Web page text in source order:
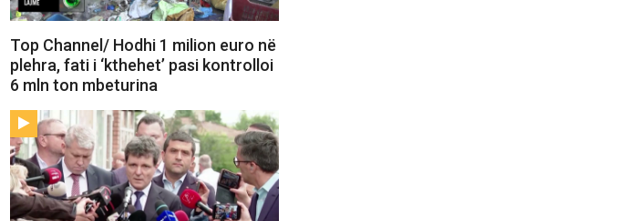
Top Channel/ Hodhi 1 milion euro në
plehra, fati i ‘kthehet’ pasi kontrolloi
6 mln ton mbeturina